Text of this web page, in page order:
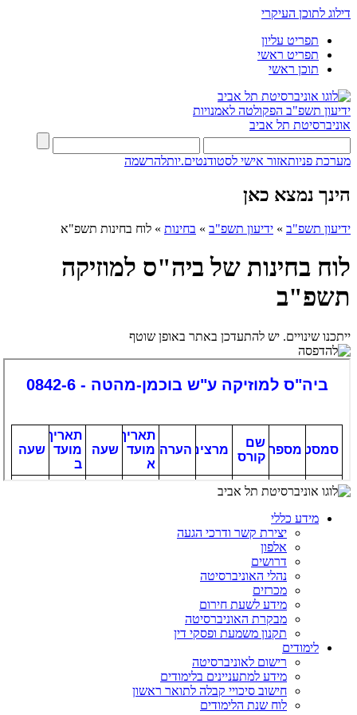
דילוג לתוכן העיקרי
תפריט עליון
תפריט ראשי
תוכן ראשי
ידיעון תשפ"ב הפקולטה לאמנויות
אוניברסיטת תל אביב
מערכת פניותאזור אישי לסטודנטים.יותלהרשמה
הינך נמצא כאן
ידיעון תשפ"ב » ידיעון תשפ"ב » בחינות » לוח בחינות תשפ"א
לוח בחינות של ביה"ס למוזיקה
תשפ"ב
ייתכנו שינויים. יש להתעדכן באתר באופן שוטף
מידע כללי
יצירת קשר ודרכי הגעה
אלפון
דרושים
נהלי האוניברסיטה
מכרזים
מידע לשעת חירום
מבקרת האוניברסיטה
תקנון משמעת ופסקי דין
לימודים
רישום לאוניברסיטה
מידע למתעניינים בלימודים
חישוב סיכויי קבלה לתואר ראשון
לוח שנת הלימודים